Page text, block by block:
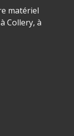
matériel
Collery, à